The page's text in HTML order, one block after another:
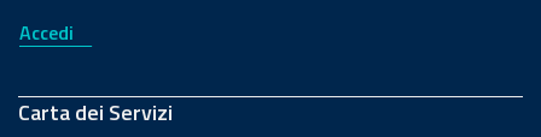
Accedi
Carta dei Servizi